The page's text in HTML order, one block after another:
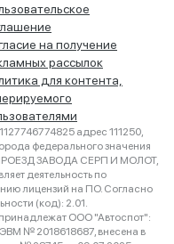
на получение
рассылок
для контента,
адрес 111250,
федерального значения
ЗАВОДА СЕРП И МОЛОТ,
деятельность по
лицензий на ПО. Согласно
(код): 2.01.
ООО "Автоспот":
№ 2018618687, внесена в